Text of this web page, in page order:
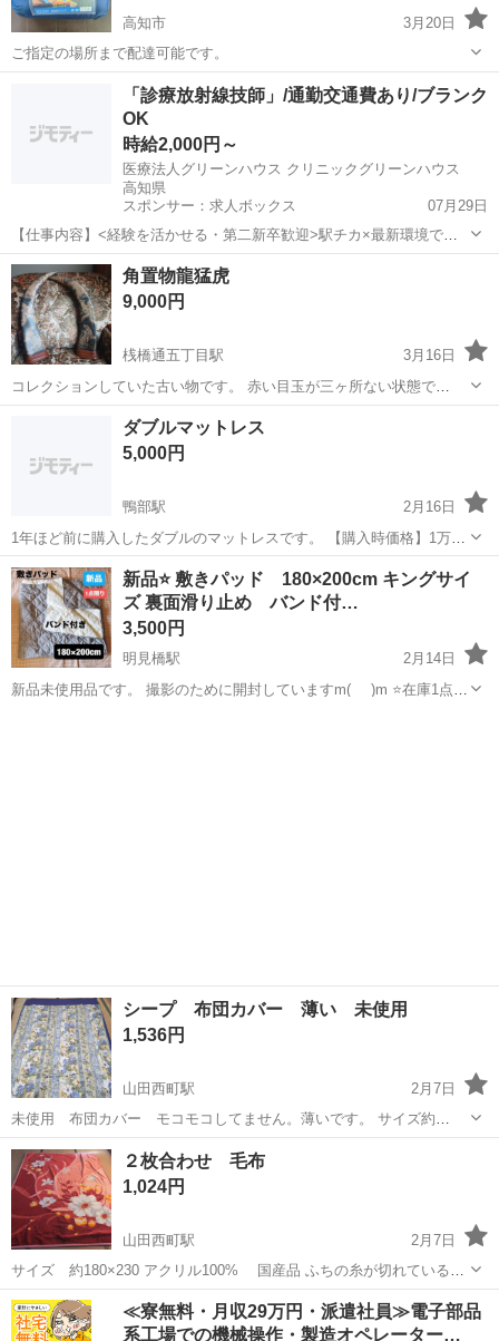
高知市
3月20日
ご指定の場所まで配達可能です。
寝具 寝袋
「診療放射線技師」/通勤交通費あり/ブランク
OK
時給2,000円～
医療法人グリーンハウス クリニックグリーンハウス
高知県
スポンサー：求人ボックス
07月29日
【仕事内容】<経験を活かせる・第二新卒歓迎>駅チカ×最新環境でキ
ャリアアップ! 病院並みの充実したモダリティ完備!働きながらさらな
るスキルアップへ 夜勤や当直は一切なし!健診中心の規則正しい勤務で
無理なく働けます 充実の福利厚生と...
アルバイト・パート
角置物龍猛虎
9,000円
桟橋通五丁目駅
3月16日
コレクションしていた古い物です。 赤い目玉が三ヶ所ない状態で
す、、！ 大きさ縦48cm 気になる方はご遠慮下さい！！ 近く迄のお引
き取りお願いします。 NC,NRでお願いします。
桟橋通五丁目駅
ダブルマットレス
5,000円
鴨部駅
2月16日
1年ほど前に購入したダブルのマットレスです。 【購入時価格】1万
2000円ぐらい 【サイズ】縦：20cm、横：97cm、奥行き：195cm
（大体です） 【傷などの状態】とくに目立った傷はありません。 ただ
側面が中の綿がとこ...
高知 高知市 鴨部駅 寝具
新品⭐️ 敷きパッド 180×200cm キングサイ
ズ 裏面滑り止め バンド付…
3,500円
明見橋駅
2月14日
新品未使用品です。 撮影のために開封していますm(_ _)m ⭐️在庫1点限
シープ 布団カバー 薄い 未使用
1,536円
山田西町駅
2月7日
未使用 布団カバー モコモコしてません。薄いです。 サイズ約
144×206
高知 香美市 山田西町駅 寝具
２枚合わせ 毛布
1,024円
山田西町駅
2月7日
サイズ 約180×230 アクリル100% 国産品 ふちの糸が切れている所
があります。 汚れなどはないですが、最近の物ではないです 押入れに
ずっとしまったままになっていました 大きな袋がないので、毛布その
ままの受け渡しにな...
高知 香美市 山田西町駅 寝具 毛布
≪寮無料・月収29万円・派遣社員≫電子部品
系工場での機械操作・製造オペレーター…